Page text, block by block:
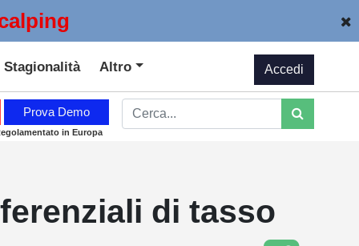
Stagionalità Altro Accedi
Prova Demo
in Europa
di tasso